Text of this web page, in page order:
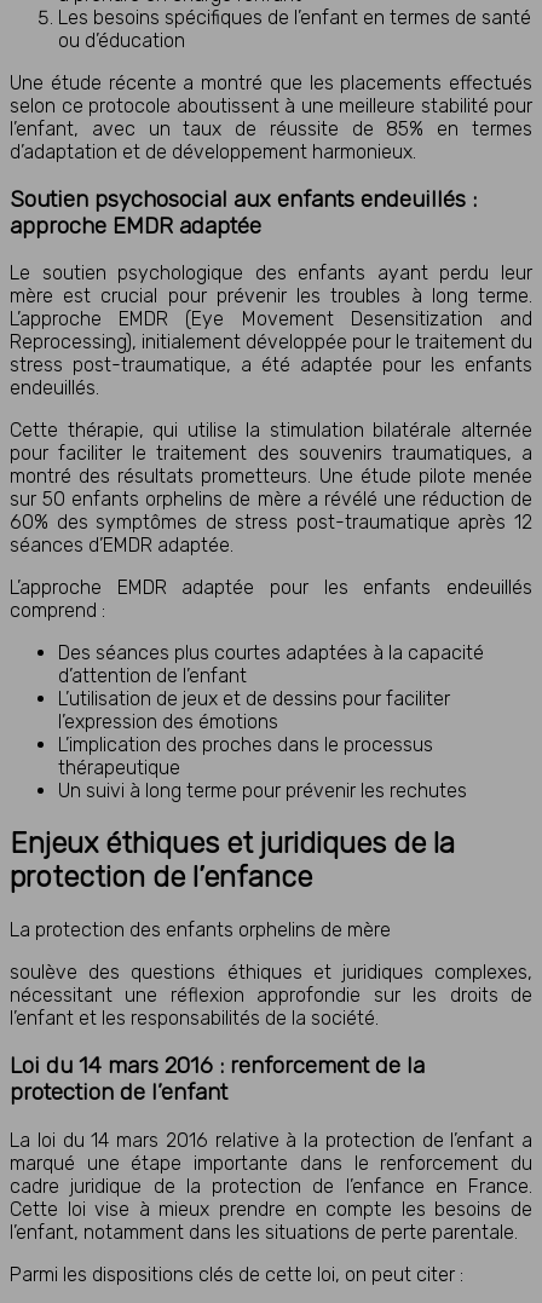
Les besoins spécifiques de l’enfant en termes de santé
ou d’éducation
Une étude récente a montré que les placements effectués
selon ce protocole aboutissent à une meilleure stabilité pour
l’enfant, avec un taux de réussite de 85% en termes
d’adaptation et de développement harmonieux.
Soutien psychosocial aux enfants endeuillés :
approche EMDR adaptée
Le soutien psychologique des enfants ayant perdu leur
mère est crucial pour prévenir les troubles à long terme.
L’approche EMDR (Eye Movement Desensitization and
Reprocessing), initialement développée pour le traitement du
stress post-traumatique, a été adaptée pour les enfants
endeuillés.
Cette thérapie, qui utilise la stimulation bilatérale alternée
pour faciliter le traitement des souvenirs traumatiques, a
montré des résultats prometteurs. Une étude pilote menée
sur 50 enfants orphelins de mère a révélé une réduction de
60% des symptômes de stress post-traumatique après 12
séances d’EMDR adaptée.
L’approche EMDR adaptée pour les enfants endeuillés
comprend :
Des séances plus courtes adaptées à la capacité
d’attention de l’enfant
L’utilisation de jeux et de dessins pour faciliter
l’expression des émotions
L’implication des proches dans le processus
thérapeutique
Un suivi à long terme pour prévenir les rechutes
Enjeux éthiques et juridiques de la
protection de l’enfance
La protection des enfants orphelins de mère
soulève des questions éthiques et juridiques complexes,
nécessitant une réflexion approfondie sur les droits de
l’enfant et les responsabilités de la société.
Loi du 14 mars 2016 : renforcement de la
protection de l’enfant
La loi du 14 mars 2016 relative à la protection de l’enfant a
marqué une étape importante dans le renforcement du
cadre juridique de la protection de l’enfance en France.
Cette loi vise à mieux prendre en compte les besoins de
l’enfant, notamment dans les situations de perte parentale.
Parmi les dispositions clés de cette loi, on peut citer :